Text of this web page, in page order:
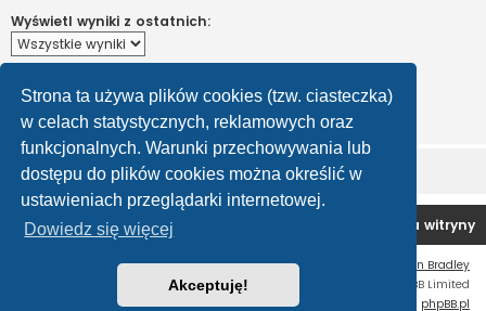
Strona ta używa plików cookies (tzw. ciasteczka)
w celach statystycznych, reklamowych oraz
funkcjonalnych. Warunki przechowywania lub
dostępu do plików cookies można określić w
ustawieniach przeglądarki internetowej.
Dowiedz się więcej
Akceptuję!
Wyświetl wyniki z ostatnich:
Ustaw 0, aby wyświetlić cały post.
znaków w poście
Forum OC PL Strona główna Usuń ciasteczka witryny
Ian Bradley
Technologię dostarczaphpBB
® Forum Software © phpBB Limited
Polski pakiet językowy dostarcza phpBB.pl